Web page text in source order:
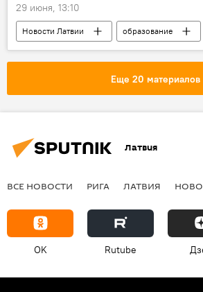
29 июня, 13:10
Новости Латвии
образование
LIZDA
зарплата учителя
Еще 20 материалов
Латвия
ВСЕ НОВОСТИ РИГА ЛАТВИЯ
OK Rutube